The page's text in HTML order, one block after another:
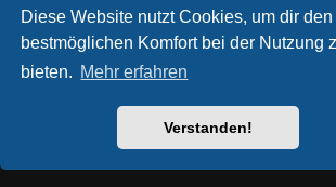
Diese Website nutzt Cookies, um dir den
bestmöglichen Komfort bei der Nutzung
bieten. Mehr erfahren
Verstanden!
AÇIEEED! STYLE BY
IAN BRADLEY
DEUTSCHE ÜBERSETZUNG DURCH
DATENSCHUTZ